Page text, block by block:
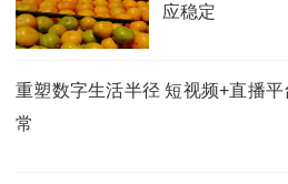
应稳定
重塑数字生活半径 短视频+直播
常